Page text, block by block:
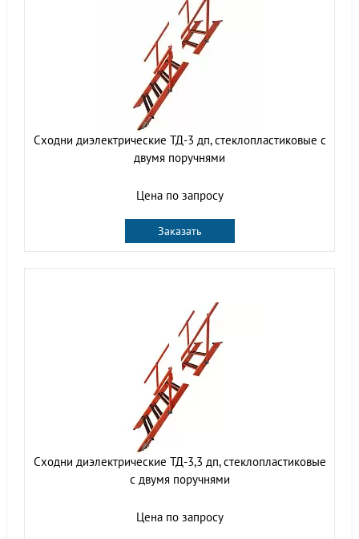
Сходни диэлектрические ТД-3 дп, стеклопластиковые с
двумя поручнями
Цена по запросу
Заказать
Сходни диэлектрические ТД-3,3 дп, стеклопластиковые
с двумя поручнями
Цена по запросу